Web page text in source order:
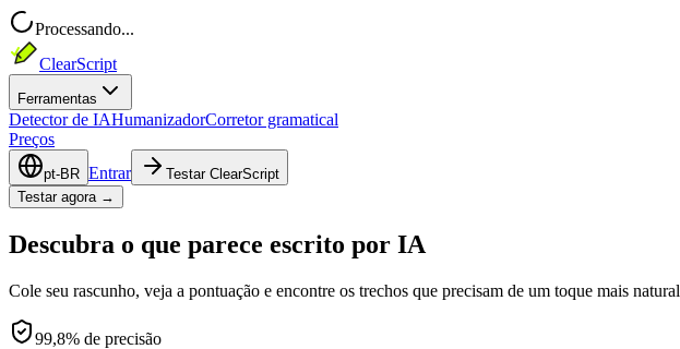
Processando...
ClearScript
Ferramentas
Detector de IAHumanizadorCorretor gramatical
Preços
pt-BR Entrar
Testar ClearScript
Testar agora →
Descubra o que parece escrito por IA
Cole seu rascunho, veja a pontuação e encontre os trechos que precisam de um toque mais natural
99,8% de precisão